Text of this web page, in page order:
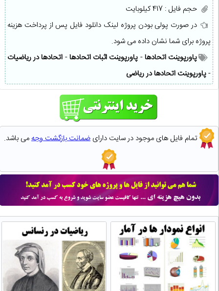
حجم فایل : 417 کیلوبایت
در صورت پولی بودن پروژه لینک دانلود فایل پس از پرداخت هزینه
پروژه برای شما نشان داده می شود.
پاورپوینت اتحادها- پاورپوینت اثبات اتحادها- اتحادها در ریاضیات
-پاورپوینت اتحادها در ریاضی
تمام فایل های موجود در سایت دارای ضمانت بازگشت وجهمی باشد.